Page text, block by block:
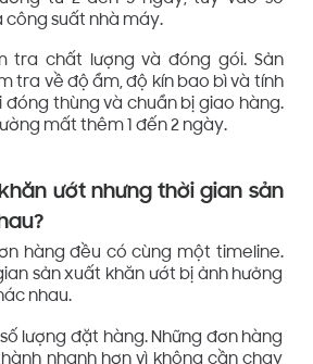
công suất nhà máy.
tra chất lượng và đóng gói. Sản
tra về độ ẩm, độ kín bao bì và tính
thùng và chuẩn bị giao hàng.
mất thêm 1 đến 2 ngày.
ướt nhưng thời gian sản
hàng đều có cùng một timeline.
sản xuất khăn ướt bị ảnh hưởng
nhau.
lượng đặt hàng. Những đơn hàng
nhanh hơn vì không cần chạy